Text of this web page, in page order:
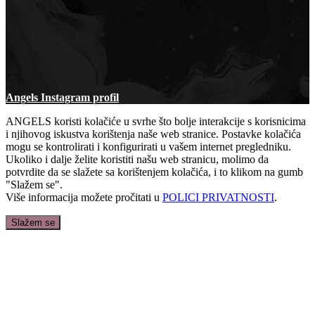
Angels Instagram profil
ANGELS koristi kolačiće u svrhe što bolje interakcije s korisnicima
i njihovog iskustva korištenja naše web stranice. Postavke kolačića
mogu se kontrolirati i konfigurirati u vašem internet pregledniku.
Ukoliko i dalje želite koristiti našu web stranicu, molimo da
potvrdite da se slažete sa korištenjem kolačića, i to klikom na gumb
"Slažem se".
Više informacija možete pročitati u POLICI PRIVATNOSTI.
Slažem se